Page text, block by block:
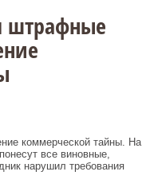
штрафные
коммерческой тайны. На
все виновные,
нарушил требования